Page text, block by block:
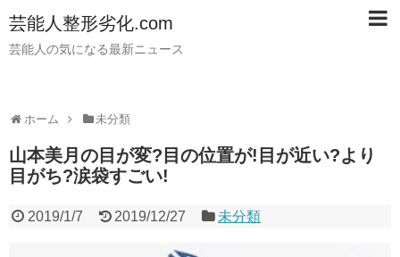
芸能人整形劣化.com
芸能人の気になる最新ニュース
ホーム 未分類
山本美月の目が変?目の位置が!目が近い?より
目がち?涙袋すごい!
2019/1/7 2019/12/27 未分類